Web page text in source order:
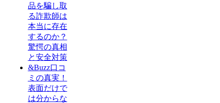
品を騙し取
る詐欺師は
本当に存在
するのか？
驚愕の真相
と安全対策
&Buzz口コ
ミの真実！
表面だけで
は分からな